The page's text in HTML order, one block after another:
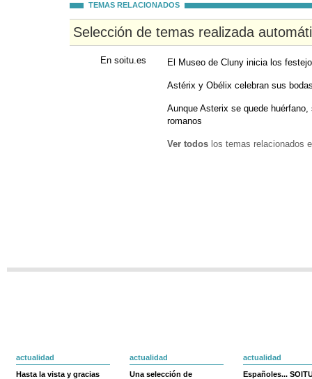
TEMAS RELACIONADOS
Selección de temas realizada
En soitu.es El Museo de Cluny inicia los
Astérix y Obélix celebran sus
Aunque Asterix se quede
romanos
Ver todos los temas relacionados
actualidad
Hasta la vista y gracias
actualidad
Una selección de
actualidad
Españoles...